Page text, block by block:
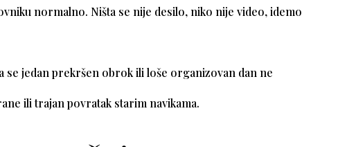
normalno. Ništa se nije desilo, niko nije video, idemo
se jedan prekršen obrok ili loše organizovan dan ne
ili trajan povratak starim navikama.